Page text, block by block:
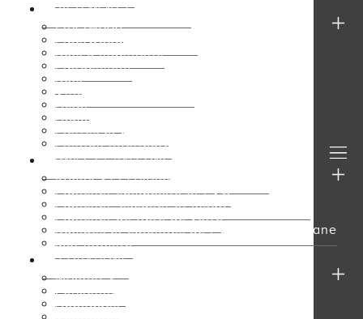
REVÊTEMENT EXTÉRIEUR
Fiberwood
Fiberwood – Cabanon
Bois d’ingénierie
Fibrociment
Bois
Vinyle et copolymère
Acier
Aluminium
Pierres et briques
Finition intérieure
RAMPES ET BALCONS
Rampes et colonnes d’aluminium
Plancher composite et PVC
Plancher, escalier et limon d’aluminium
Plancher de fibre de verre
Rampes et colonnes de PVC / polyuréthane
Mur intimité
DÉCORATIONS
Moulures
Persiennes
Appliqués